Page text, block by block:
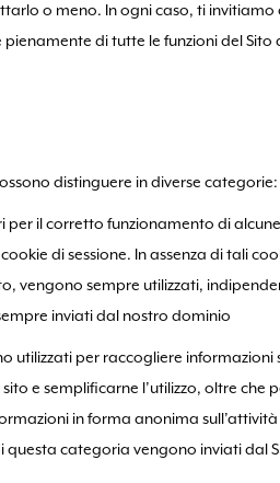
o meno. In ogni caso, ti
di tutte le funzioni del
distinguere in diverse categorie:
per il corretto funzionamento di
di sessione. In assenza di tali
vengono sempre utilizzati,
inviati dal nostro dominio
utilizzati per raccogliere informazioni
e semplificarne l’utilizzo, oltre che
in forma anonima
categoria vengono inviati dal